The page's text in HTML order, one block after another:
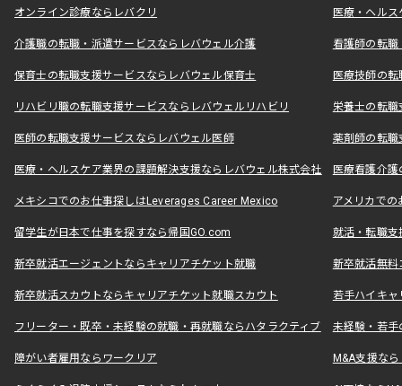
オンライン診療ならレバクリ 医療・ヘル
介護職の転職・派遣サービスならレバウェル介護 看護師の転
保育士の転職支援サービスならレバウェル保育士 医療技師の
リハビリ職の転職支援サービスならレバウェルリハビリ 栄養士の転
医師の転職支援サービスならレバウェル医師 薬剤師の転
医療・ヘルスケア業界の課題解決支援ならレバウェル株式会社 医療看護介
メキシコでのお仕事探しはLeverages Career Mexico アメリカで
留学生が日本で仕事を探すなら帰国GO.com 就活・転職
新卒就活エージェントならキャリアチケット就職 新卒就活無料
新卒就活スカウトならキャリアチケット就職スカウト 若手ハイキ
フリーター・既卒・未経験の就職・再就職ならハタラクティブ 未経験・若手
障がい者雇用ならワークリア M&A支援な